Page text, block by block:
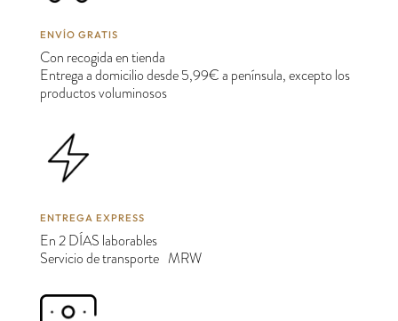
ENVÍO GRATIS
Con recogida en tienda
Entrega a domicilio desde 5,99€ a península, excepto los
productos voluminosos
ENTREGA EXPRESS
En 2 DÍAS laborables
Servicio de transporte MRW